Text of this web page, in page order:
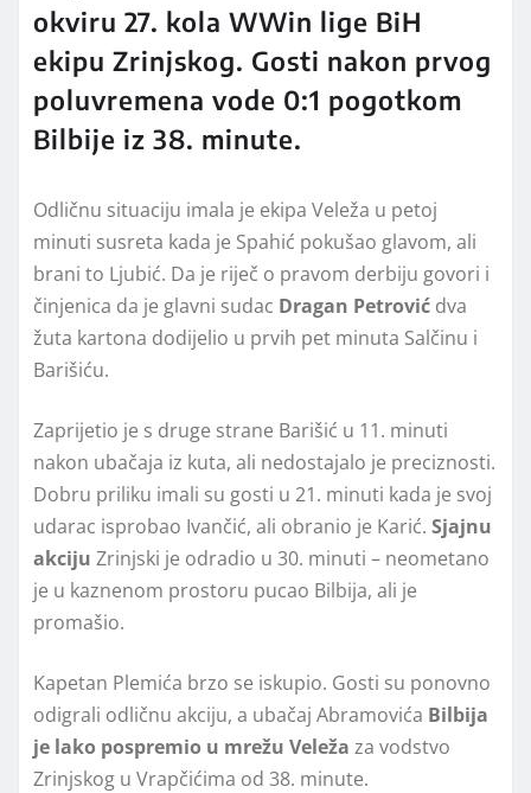
okviru 27. kola WWin lige BiH
ekipu Zrinjskog. Gosti nakon prvog
poluvremena vode 0:1 pogotkom
Bilbije iz 38. minute.
Odličnu situaciju imala je ekipa Veleža u petoj
minuti susreta kada je Spahić pokušao glavom, ali
brani to Ljubić. Da je riječ o pravom derbiju govori i
činjenica da je glavni sudac Dragan Petrović dva
žuta kartona dodijelio u prvih pet minuta Salčinu i
Barišiću.
Zaprijetio je s druge strane Barišić u 11. minuti
nakon ubačaja iz kuta, ali nedostajalo je preciznosti.
Dobru priliku imali su gosti u 21. minuti kada je svoj
udarac isprobao Ivančić, ali obranio je Karić. Sjajnu
akciju Zrinjski je odradio u 30. minuti – neometano
je u kaznenom prostoru pucao Bilbija, ali je
promašio.
Kapetan Plemića brzo se iskupio. Gosti su ponovno
odigrali odličnu akciju, a ubačaj Abramovića Bilbija
je lako pospremio u mrežu Veleža za vodstvo
Zrinjskog u Vrapčićima od 38. minute.